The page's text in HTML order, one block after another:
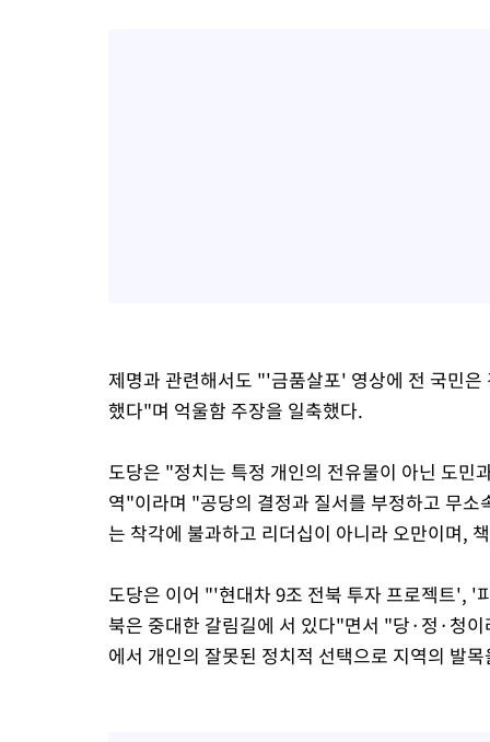
제명과 관련해서도 "'금품살포' 영상에 전 국민
했다"며 억울함 주장을 일축했다.
도당은 "정치는 특정 개인의 전유물이 아닌 도민
역"이라며 "공당의 결정과 질서를 부정하고 무
는 착각에 불과하고 리더십이 아니라 오만이며,
도당은 이어 "'현대차 9조 전북 투자 프로젝트', '
북은 중대한 갈림길에 서 있다"면서 "당·정·청
에서 개인의 잘못된 정치적 선택으로 지역의 발